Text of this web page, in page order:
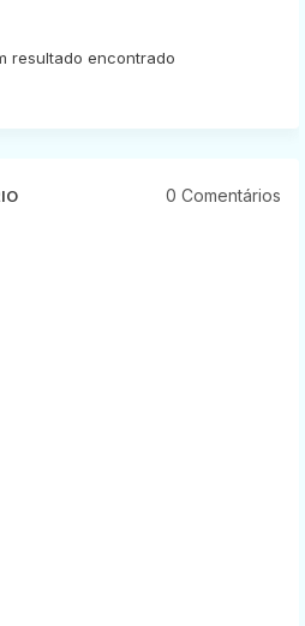
resultado encontrado
0 Comentários